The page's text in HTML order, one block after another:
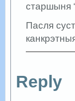
старшыня
Пасля
Reply